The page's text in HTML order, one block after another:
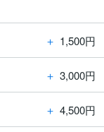
＋ 1,500円
＋ 3,000円
＋ 4,500円